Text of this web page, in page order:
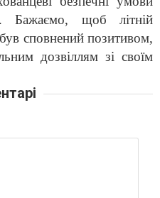
Бажаємо, щоб літній
сповнений позитивом,
дозвіллям зі своїм